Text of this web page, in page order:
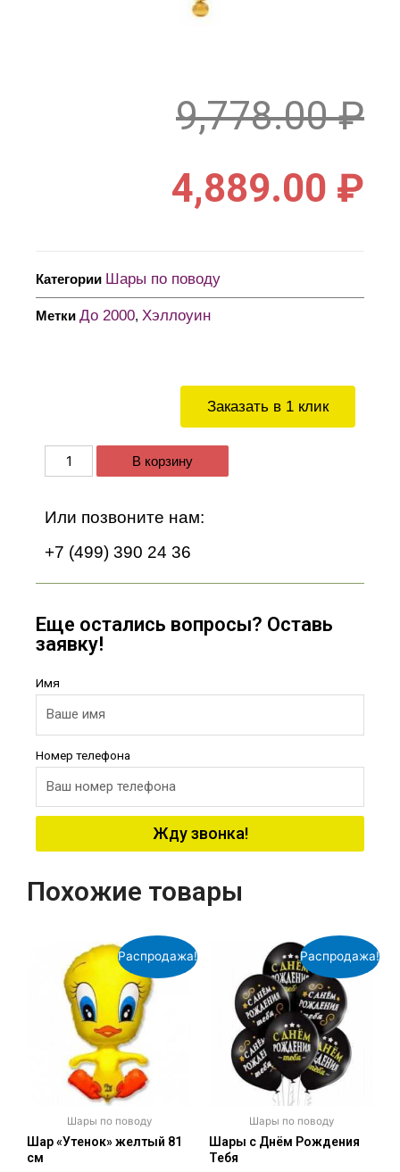
Заказать в 1 клик
В корзину
Или позвоните нам:
+7 (499) 390 24 36
Еще остались вопросы? Оставь
заявку!
Имя
Номер телефона
Жду звонка!
9,778.00₽
4,889.00 ₽
Категории Шары по поводу
Метки До 2000, Хэллоуин
Похожие товары
Распродажа!
Шары по поводу
Шар «Утенок» желтый 81
см
Распродажа!
Шары по поводу
Шары с Днём Рождения
Тебя